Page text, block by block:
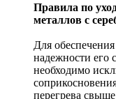
Правила по
металлов с
Для
надежности его
необходимо
перегрева